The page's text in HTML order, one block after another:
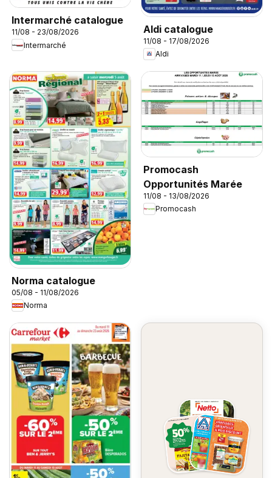
Intermarché catalogue
11/08 - 23/08/2026
Intermarché
Aldi catalogue
11/08 - 17/08/2026
Aldi
Norma catalogue
05/08 - 11/08/2026
Norma
Promocash
Opportunités Marée
11/08 - 13/08/2026
Promocash